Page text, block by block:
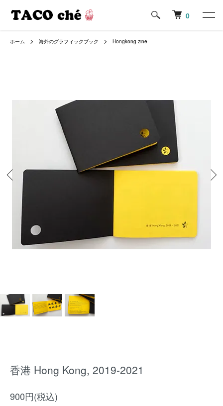
0
ホーム 海外のグラフィックブック Hongkong zine
香港 Hong Kong, 2019-2021
900円(税込)